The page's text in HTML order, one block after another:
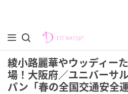
綾小路麗華やウッディー
場！大阪府／ユニバーサ
パン「春の全国交通安全